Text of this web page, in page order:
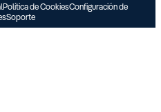
Política de CookiesConfiguración de
Soporte